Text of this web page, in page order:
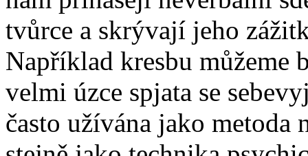
tvůrce a skrývají jeho
Například kresbu můžeme
velmi úzce spjata se
často užívána jako metoda